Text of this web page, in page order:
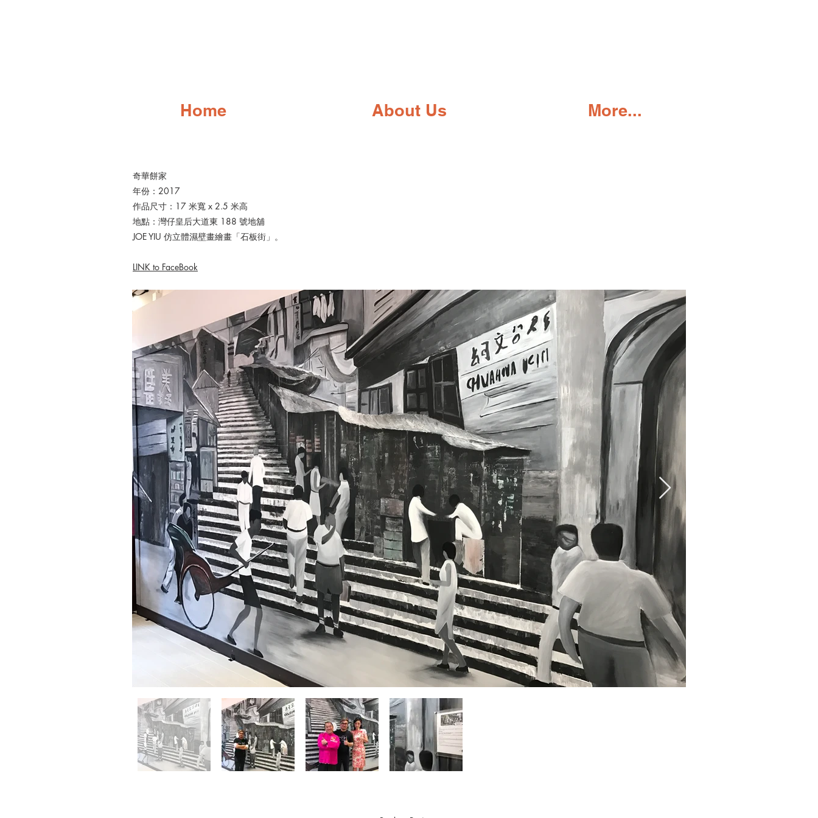
Home About Us More...
奇華餅家
年份：2017
作品尺寸：17 米寬 x 2.5 米高
地點：灣仔皇后大道東 188 號地舖
JOE YIU 仿立體濕壁畫繪畫「石板街」。
LINK to FaceBook